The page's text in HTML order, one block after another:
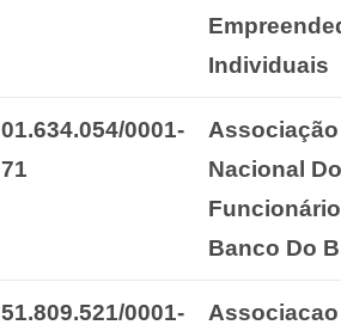
Individuais
01.634.054/0001-
71
Associação
Nacional
Banco Do
51.809.521/0001-
Associacao